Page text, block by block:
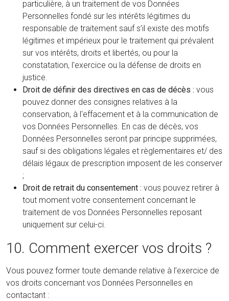
particulière, à un traitement de vos Données
Personnelles fondé sur les intérêts légitimes du
responsable de traitement sauf s’il existe des motifs
légitimes et impérieux pour le traitement qui prévalent
sur vos intérêts, droits et libertés, ou pour la
constatation, l'exercice ou la défense de droits en
justice.
Droit de définir des directives en cas de décès : vous
pouvez donner des consignes relatives à la
conservation, à l'effacement et à la communication de
vos Données Personnelles. En cas de décès, vos
Données Personnelles seront par principe supprimées,
sauf si des obligations légales et règlementaires et/ des
délais légaux de prescription imposent de les conserver
;
Droit de retrait du consentement : vous pouvez retirer à
tout moment votre consentement concernant le
traitement de vos Données Personnelles reposant
uniquement sur celui-ci.
10. Comment exercer vos droits ?
Vous pouvez former toute demande relative à l’exercice de
vos droits concernant vos Données Personnelles en
contactant :